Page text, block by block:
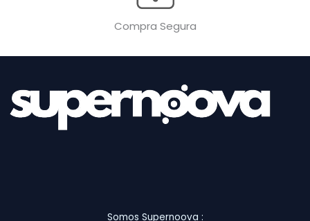
Compra Segura
Somos Supernoova :